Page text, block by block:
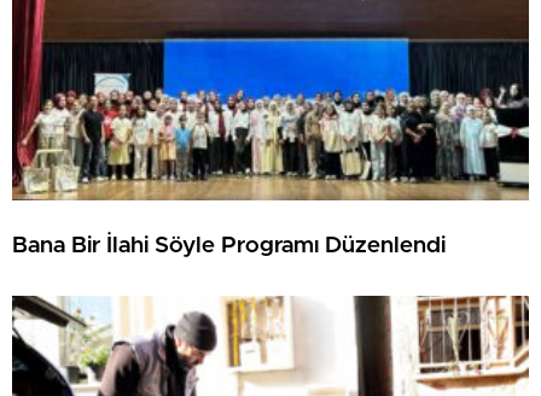
Bana Bir İlahi Söyle Programı Düzenlendi